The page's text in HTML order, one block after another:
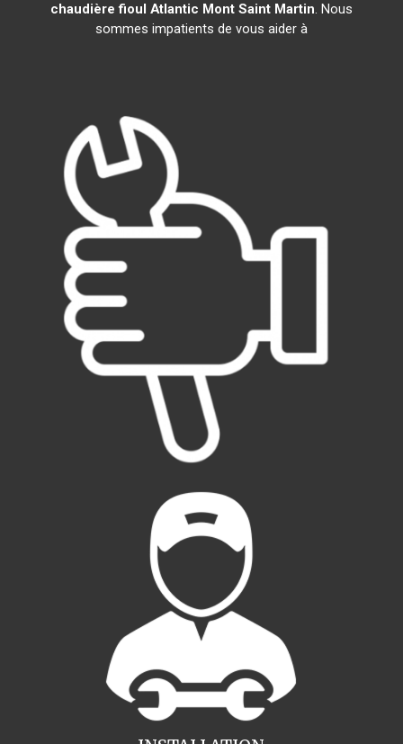
chaudière fioul Atlantic Mont Saint Martin. Nous
sommes impatients de vous aider à